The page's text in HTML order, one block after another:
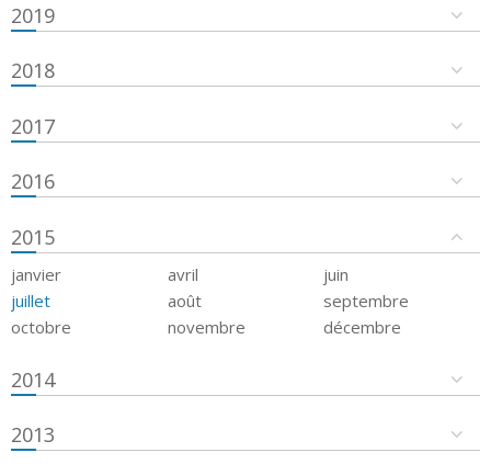
2019
2018
2017
2016
2015
janvier avril
juin
juillet
août
septembre
octobre
novembre décembre
2014
2013